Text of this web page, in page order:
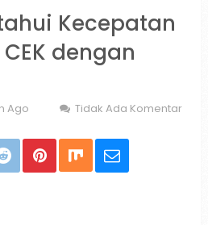
Kecepatan
CEK dengan
Ago Tidak Ada Komentar